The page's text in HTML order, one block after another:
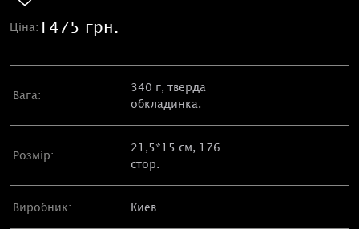
Ціна: 1475 грн.
Вага:
340 г, тверда
обкладинка.
Розмір:
21,5*15 см, 176
стор.
Виробник: Киев